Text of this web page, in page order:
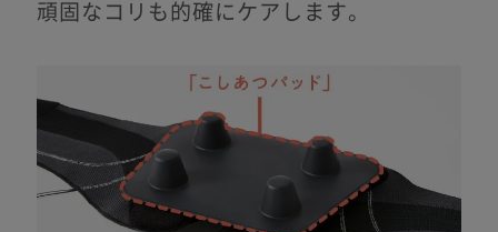
頑固なコリも的確にケアします。